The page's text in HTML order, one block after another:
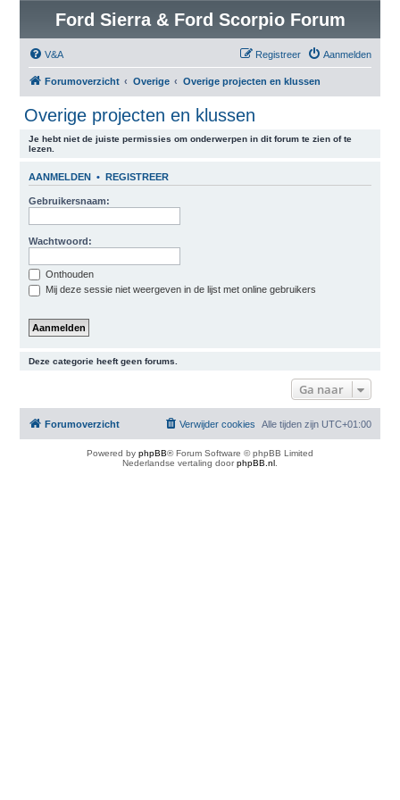
Ford Sierra & Ford Scorpio Forum
V&A Aanmelden
Registreer
Forumoverzicht Overige Overige projecten en klussen
Overige projecten en klussen
Je hebt niet de juiste permissies om onderwerpen in dit forum te zien of te
lezen.
AANMELDEN • REGISTREER
Gebruikersnaam:
Wachtwoord:
Onthouden
Mij deze sessie niet weergeven in de lijst met online gebruikers
Deze categorie heeft geen forums.
Ga naar
Forumoverzicht Alle tijden zijn UTC+01:00
Verwijder cookies
Powered by phpBB® Forum Software © phpBB Limited
Nederlandse vertaling doorphpBB.nl